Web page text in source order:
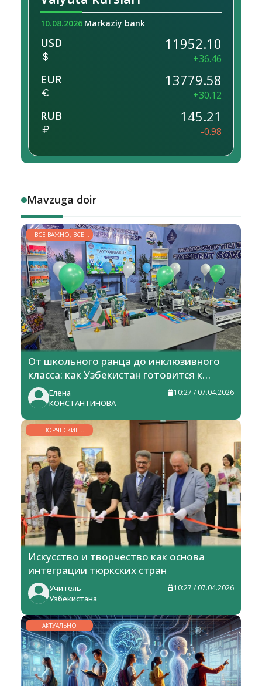
10.08.2026 Markaziy bank
USD 11952.10
+36.46
EUR 13779.58
+30.12
RUB 145.21
-0.98
Mavzuga doir
ВСЕ ВАЖНО, ВСЕ
НУЖНО
От школьного ранца до инклюзивного
класса: как Узбекистан готовится к
новому учебному году
Елена
КОНСТАНТИНОВА
10:27 / 07.04.2026
ТВОРЧЕСКИЕ
ГОРИЗОНТЫ
Искусство и творчество как основа
интеграции тюркских стран
Учитель
Узбекистана
10:27 / 07.04.2026
АКТУАЛЬНО